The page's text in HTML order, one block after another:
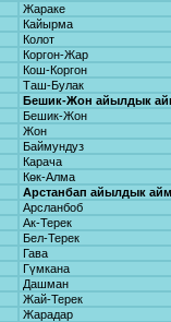
Жараке
Кайырма
Колот
Коргон-Жар
Кош-Коргон
Таш-Булак
Бешик-Жон айылдык
Бешик-Жон
Жон
Баймундуз
Карача
Көк-Алма
Арстанбап айылдык
Арсланбоб
Ак-Терек
Бел-Терек
Гава
Гүмкана
Дашман
Жай-Терек
Жарадар